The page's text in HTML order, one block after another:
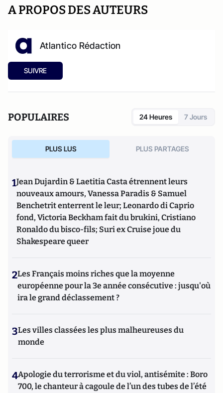
A PROPOS DES AUTEURS
Atlantico Rédaction
SUIVRE
POPULAIRES 24 Heures 7 Jours
PLUS LUS PLUS PARTAGES
1Jean Dujardin & Laetitia Casta étrennent leurs
nouveaux amours, Vanessa Paradis & Samuel
Benchetrit enterrent le leur; Leonardo di Caprio
fond, Victoria Beckham fait du brukini, Cristiano
Ronaldo du bisco-fils; Suri ex Cruise joue du
Shakespeare queer
2Les Français moins riches que la moyenne
européenne pour la 3e année consécutive : jusqu'où
ira le grand déclassement ?
3Les villes classées les plus malheureuses du
monde
4Apologie du terrorisme et du viol, antisémite : Boro
700, le chanteur à cagoule de l’un des tubes de l’été